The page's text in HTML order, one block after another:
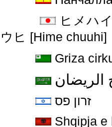
ヒメハ
ウヒ [Hime chuuhi]
Griza
זרון פס
Shqipja e